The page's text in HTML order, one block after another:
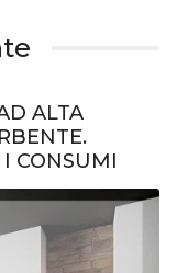
ALTA
CONSUMI